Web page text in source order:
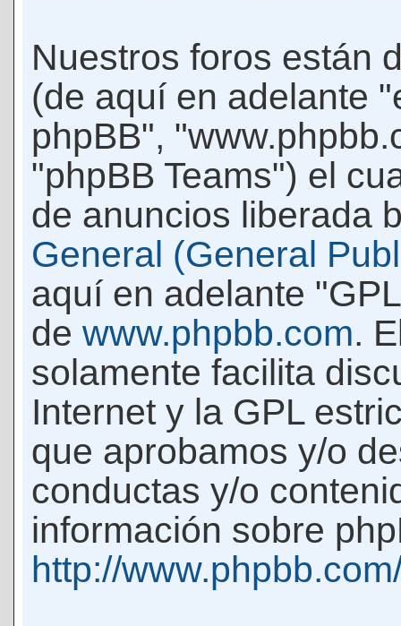
Nuestros foros están
(de aquí en adelante
phpBB",
"phpBB Teams") el
de anuncios liberada
General (General
aquí en adelante
de www.phpbb.com.
solamente facilita
Internet y la GPL
que aprobamos y/o
conductas y/o
información sobre
http://